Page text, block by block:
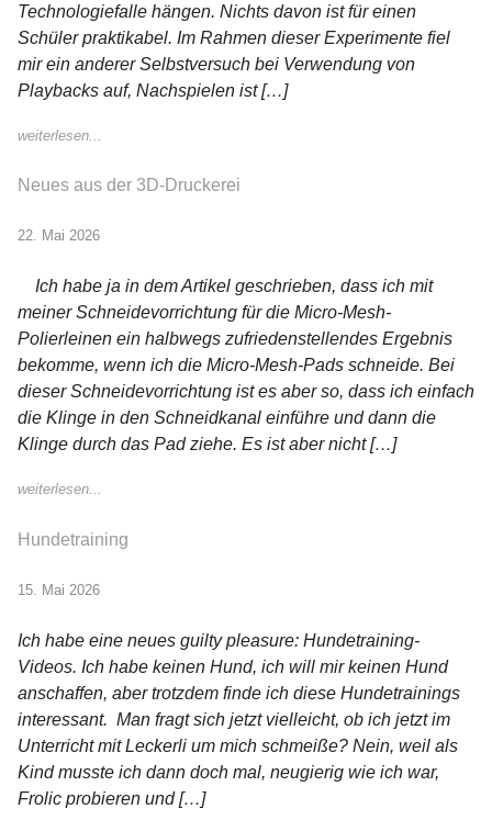
Technologiefalle hängen. Nichts davon ist für einen
Schüler praktikabel. Im Rahmen dieser Experimente fiel
mir ein anderer Selbstversuch bei Verwendung von
Playbacks auf, Nachspielen ist […]
weiterlesen...
Neues aus der 3D-Druckerei
22. Mai 2026
Ich habe ja in dem Artikel geschrieben, dass ich mit
meiner Schneidevorrichtung für die Micro-Mesh-
Polierleinen ein halbwegs zufriedenstellendes Ergebnis
bekomme, wenn ich die Micro-Mesh-Pads schneide. Bei
dieser Schneidevorrichtung ist es aber so, dass ich einfach
die Klinge in den Schneidkanal einführe und dann die
Klinge durch das Pad ziehe. Es ist aber nicht […]
weiterlesen...
Hundetraining
15. Mai 2026
Ich habe eine neues guilty pleasure: Hundetraining-
Videos. Ich habe keinen Hund, ich will mir keinen Hund
anschaffen, aber trotzdem finde ich diese Hundetrainings
interessant. Man fragt sich jetzt vielleicht, ob ich jetzt im
Unterricht mit Leckerli um mich schmeiße? Nein, weil als
Kind musste ich dann doch mal, neugierig wie ich war,
Frolic probieren und […]